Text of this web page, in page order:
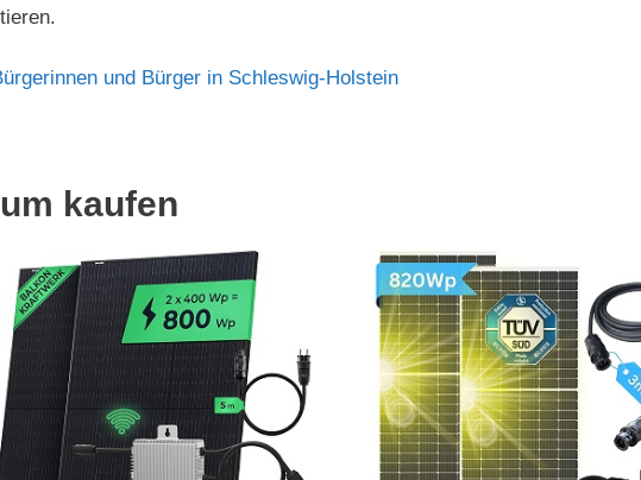
und Bürger in Schleswig-Holstein
kaufen